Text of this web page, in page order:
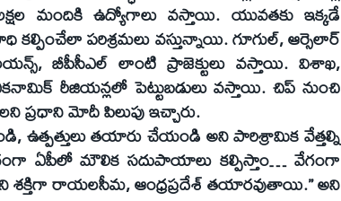
మందికి ఉద్యోగాలు వస్తాయి. యువతకు ఇక్కడే
పరిశ్రమలు వస్తున్నాయి. గూగుల్, ఆర్సెలార్
బీపీసీఎల్ లాంటి ప్రాజెక్టులు వస్తాయి. విశాఖ,
రీజియన్లలో పెట్టుబడులు వస్తాయి. చిప్ నుంచి
మోదీ పిలుపు ఇచ్చారు.
ఉత్పత్తులు తయారు చేయండి అని పారిశ్రామిక వేత్తల్ని
ఏపీలో మౌలిక సదుపాయాలు కల్పిస్తాం… వేగంగా
శక్తిగా రాయలసీమ, ఆంధ్రప్రదేశ్ తయారవుతాయి.” అని